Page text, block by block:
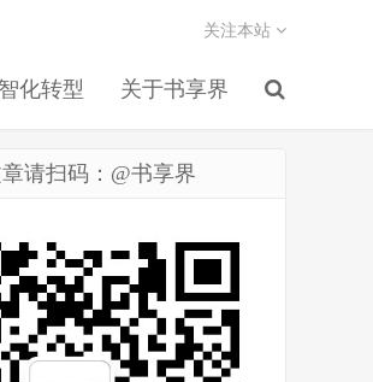
化转型 关于书享界
关注本站
请扫码：@书享界